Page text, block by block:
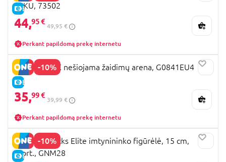
E-KAINA
MIKU, 73502
44,95 €
49,95 €
Perkant papildomą prekę internetu
-10%
E-KAINA
BEY BLADE X nešiojama žaidimų arena, G0841EU4
35,99 €
39,99 €
Perkant papildomą prekę internetu
-10%
E-KAINA
WWE Top Picks Elite imtynininko figūrėlė, 15 cm,
asort., GNM28